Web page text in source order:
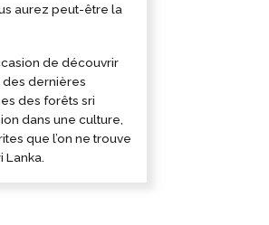
aurez peut-être la
de découvrir
des dernières
des forêts sri
dans une culture,
que l’on ne trouve